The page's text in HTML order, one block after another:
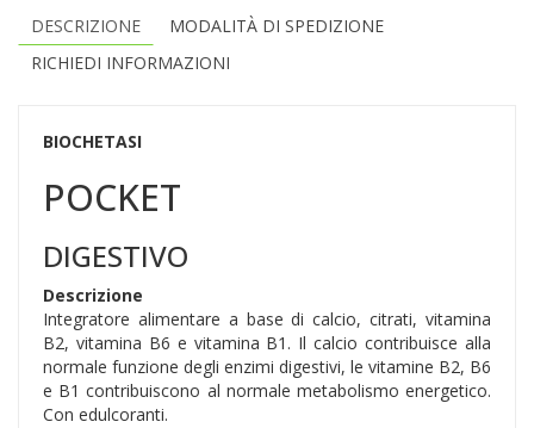
DESCRIZIONE
MODALITÀ DI SPEDIZIONE
RICHIEDI INFORMAZIONI
BIOCHETASI
POCKET
DIGESTIVO
Descrizione
Integratore alimentare a base di calcio, citrati, vitamina
B2, vitamina B6 e vitamina B1. Il calcio contribuisce alla
normale funzione degli enzimi digestivi, le vitamine B2, B6
e B1 contribuiscono al normale metabolismo energetico.
Con edulcoranti.